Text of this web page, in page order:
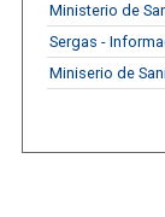
Ministerio de
Sergas -
Miniserio de